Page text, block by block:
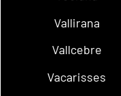
Vallirana
Vallcebre
Vacarisses